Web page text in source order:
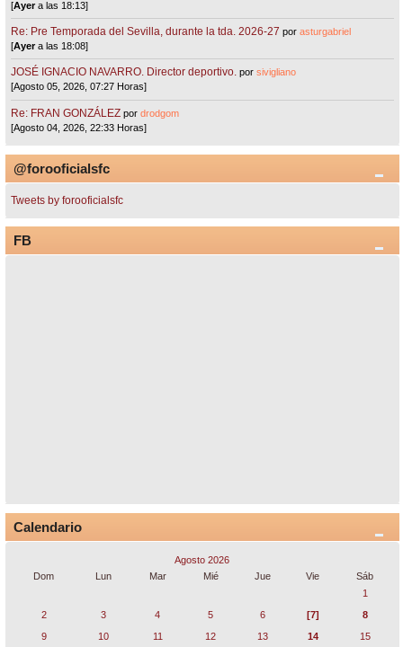
[Ayera las 18:13]
Re: Pre Temporada del Sevilla, durante la tda. 2026-27 porasturgabriel
[Ayera las 18:08]
JOSÉ IGNACIO NAVARRO. Director deportivo. porsivigliano
[Agosto 05, 2026, 07:27 Horas]
Re: FRAN GONZÁLEZ pordrodgom
[Agosto 04, 2026, 22:33 Horas]
@forooficialsfc
Tweets by forooficialsfc
FB
Calendario
Agosto 2026
Dom
Lun Mar Mié Jue Vie
Sáb
1
2
3 4 5 6 [7]
8
9
10 11 12 13 14 15